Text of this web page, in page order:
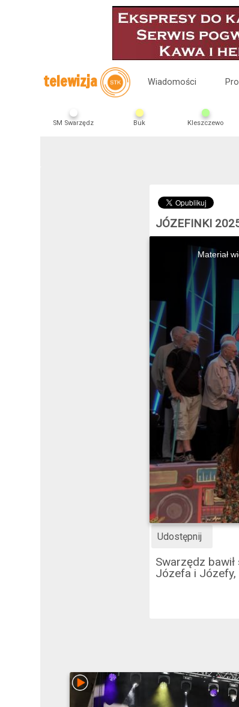
telewizja Wiadomości
SM Swarzędz Buk Kleszczewo
JÓZEFINKI
Materiał
Udostępnij
Swarzędz
Józefa i Józefy,